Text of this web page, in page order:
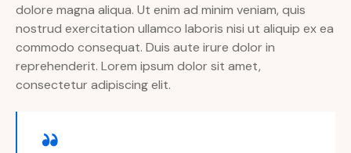
dolore magna aliqua. Ut enim ad minim veniam, quis
nostrud exercitation ullamco laboris nisi ut aliquip ex ea
commodo consequat. Duis aute irure dolor in
reprehenderit. Lorem ipsum dolor sit amet,
consectetur adipiscing elit.